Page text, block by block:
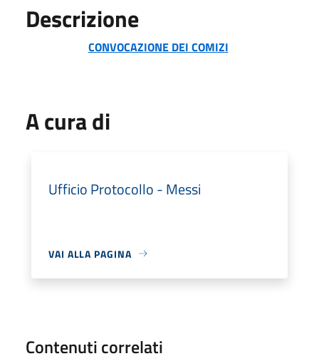
Descrizione
CONVOCAZIONE DEI COMIZI
A cura di
Ufficio Protocollo - Messi
VAI ALLA PAGINA
Contenuti correlati